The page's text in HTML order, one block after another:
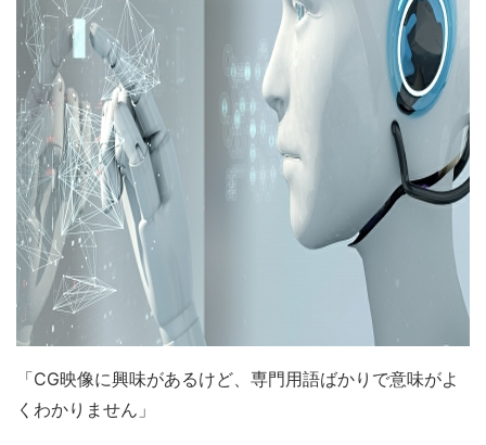
「CG映像に興味があるけど、専門用語ばかりで意味がよ
くわかりません」